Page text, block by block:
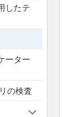
したテ
ーター
の検査